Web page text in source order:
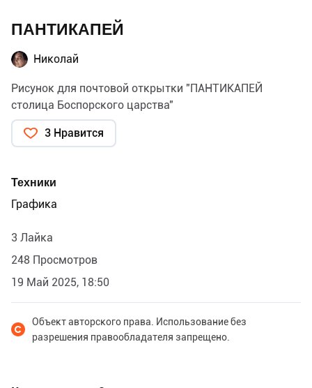
ПАНТИКАПЕЙ
Николай
Рисунок для почтовой открытки "ПАНТИКАПЕЙ
столица Боспорского царства"
3 Нравится
Техники
Графика
3 Лайка
248 Просмотров
19 Май 2025, 18:50
Объект авторского права. Использование без
разрешения правообладателя запрещено.